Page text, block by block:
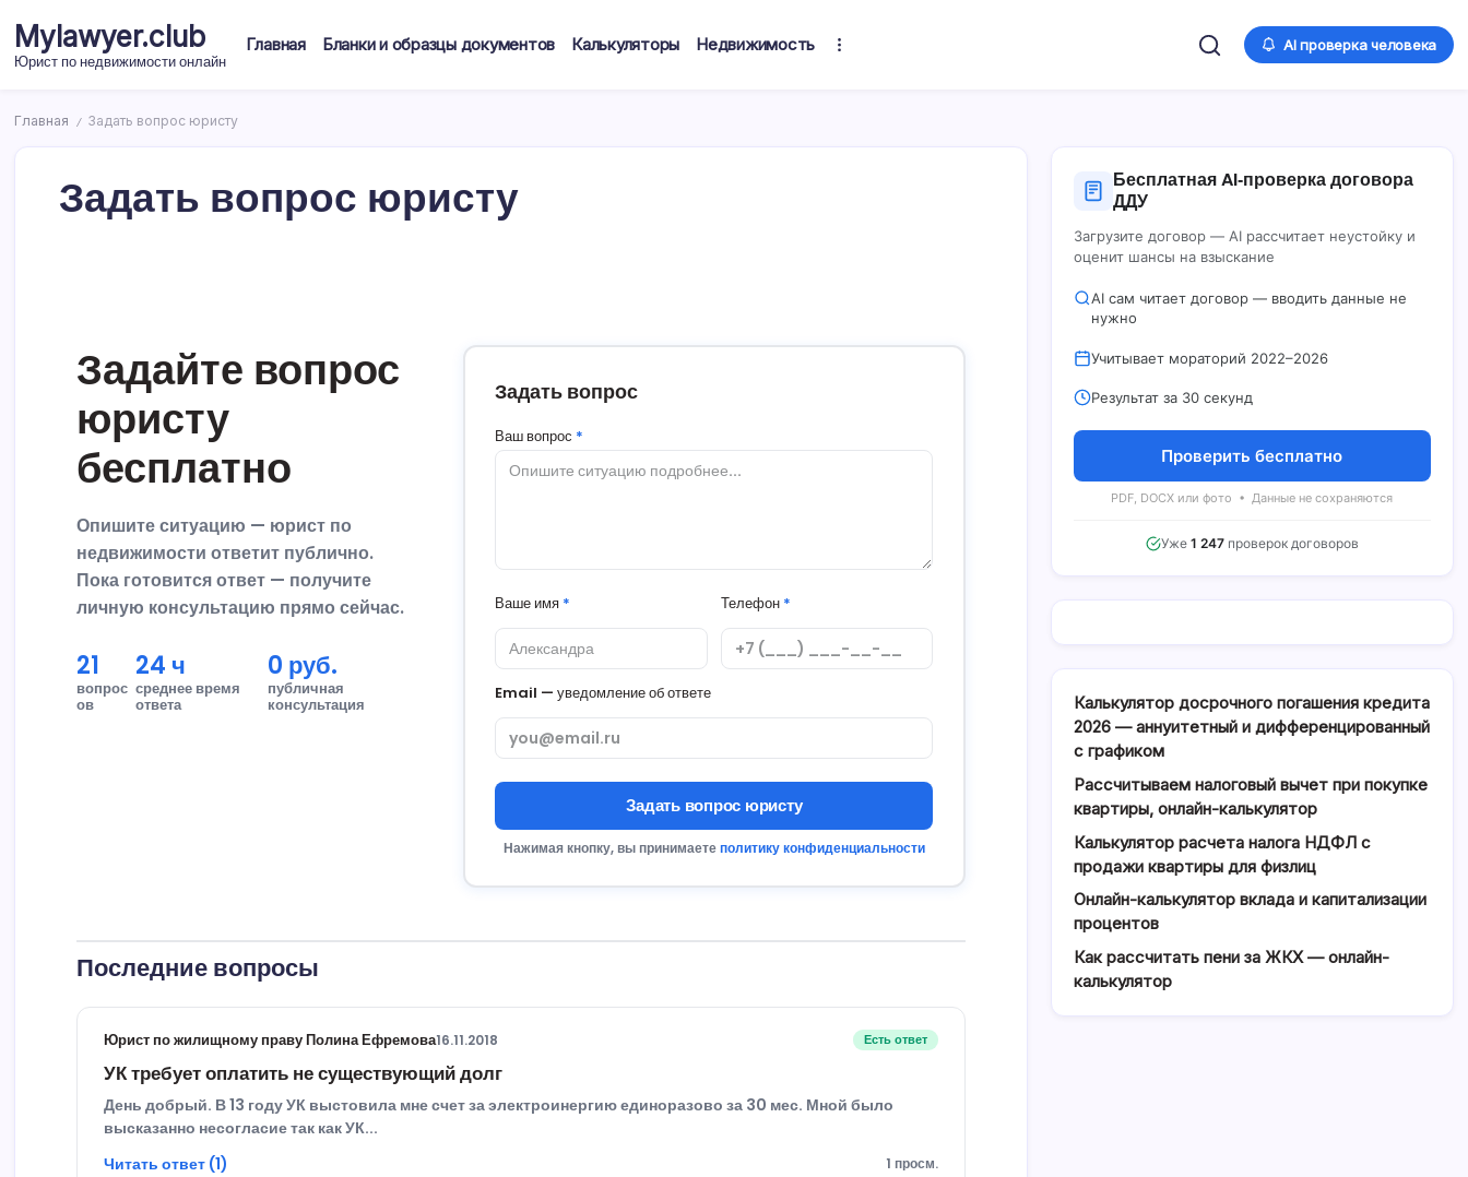
содержимому
Mylawyer.club
Юрист по недвижимости онлайн
Главная Бланки и образцы документов Калькуляторы Недвижимость AI проверка человека
Главная / Задать вопрос юристу
Задать вопрос юристу
Задайте вопрос
юристу
бесплатно
Опишите ситуацию — юрист по
недвижимости ответит публично.
Пока готовится ответ — получите
личную консультацию прямо сейчас.
21
вопрос
ов
24 ч
среднее время
ответа
0 руб.
публичная
консультация
Задать вопрос
Ваш вопрос *
Ваше имя * Телефон *
Email — уведомление об ответе
Задать вопрос юристу
Нажимая кнопку, вы принимаетеполитику конфиденциальности
Последние вопросы
Юрист по жилищному праву Полина Ефремова16.11.2018 Есть ответ
УК требует оплатить не существующий долг
День добрый. В 13 году УК выстовила мне счет за электроинергию единоразово за 30 мес. Мной было
высказанно несогласие так как УК...
Читать ответ (1)
1 просм.
Бесплатная AI‑проверка договора
ДДУ
Загрузите договор — AI рассчитает неустойку и
оценит шансы на взыскание
AI сам читает договор — вводить данные не
нужно
Учитывает мораторий 2022–2026
Результат за 30 секунд
Проверить бесплатно
PDF, DOCX или фото • Данные не сохраняются
Уже 1 247проверок договоров
Калькулятор досрочного погашения кредита
2026 — аннуитетный и дифференцированный
с графиком
Рассчитываем налоговый вычет при покупке
квартиры, онлайн-калькулятор
Калькулятор расчета налога НДФЛ с
продажи квартиры для физлиц
Онлайн-калькулятор вклада и капитализации
процентов
Как рассчитать пени за ЖКХ — онлайн-
калькулятор